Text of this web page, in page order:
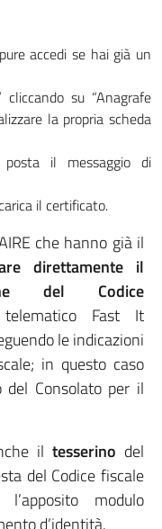
accedi se hai già un
cliccando su “Anagrafe
la propria scheda
il messaggio di
il certificato.
che hanno già il
direttamente il
del Codice
Fast It
le indicazioni
in questo caso
del Consolato per il
il tesserino del
del Codice fiscale
modulo
d’identità.